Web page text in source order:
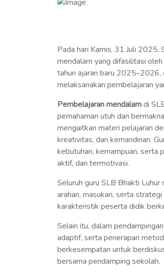
Pada hari Kamis, 31 Juli 2025,
mendalam yang difasilitasi
tahun ajaran baru 2025–2026,
melaksanakan pembelajaran
Pembelajaran mendalamdi
pemahaman utuh dan
mengaitkan materi pelajaran
kreativitas, dan kemandirian.
kebutuhan, kemampuan, serta
aktif, dan termotivasi.
Seluruh guru SLB Bhakti
arahan, masukan, serta
karakteristik peserta didik
Selain itu, dalam
adaptif, serta penerapan
berkesempatan untuk
bersama pendamping sekolah.